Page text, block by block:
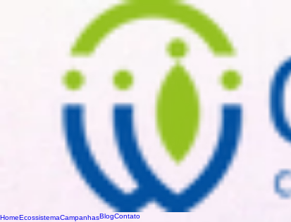
HomeEcossistemaCampanhasBlogContato